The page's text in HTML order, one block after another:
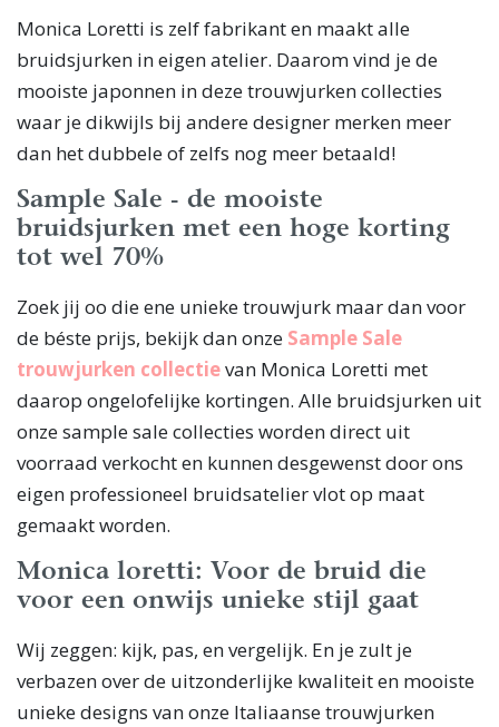
Monica Loretti is zelf fabrikant en maakt alle
bruidsjurken in eigen atelier. Daarom vind je de
mooiste japonnen in deze trouwjurken collecties
waar je dikwijls bij andere designer merken meer
dan het dubbele of zelfs nog meer betaald!
Sample Sale - de mooiste
bruidsjurken met een hoge korting
tot wel 70%
Zoek jij oo die ene unieke trouwjurk maar dan voor
de béste prijs, bekijk dan onze Sample Sale
trouwjurken collectievan Monica Loretti met
daarop ongelofelijke kortingen. Alle bruidsjurken uit
onze sample sale collecties worden direct uit
voorraad verkocht en kunnen desgewenst door ons
eigen professioneel bruidsatelier vlot op maat
gemaakt worden.
Monica loretti: Voor de bruid die
voor een onwijs unieke stijl gaat
Wij zeggen: kijk, pas, en vergelijk. En je zult je
verbazen over de uitzonderlijke kwaliteit en mooiste
unieke designs van onze Italiaanse trouwjurken